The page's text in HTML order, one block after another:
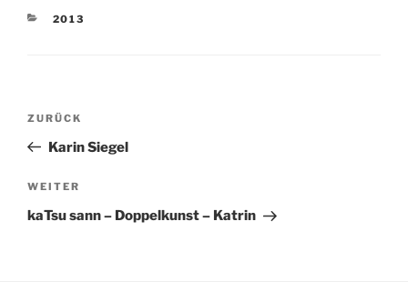
KATEGORIEN
2013
Beitragsnavigation
Vorheriger
Beitrag
ZURÜCK
Karin Siegel
Nächster
Beitrag
WEITER
kaTsu sann – Doppelkunst – Katrin